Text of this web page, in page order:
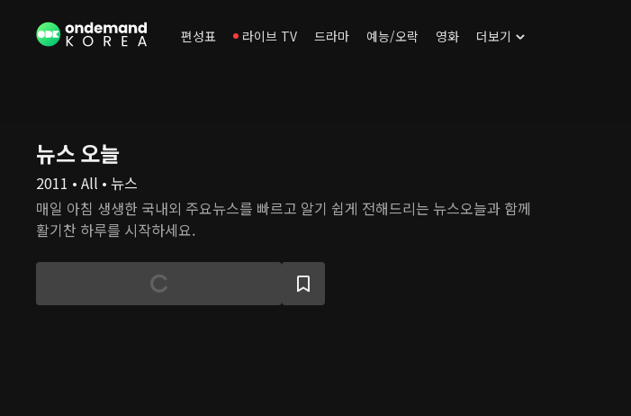
편성표 라이브 TV 드라마 예능/오락 영화 더보기
뉴스 오늘
2011 • All • 뉴스
매일 아침 생생한 국내외 주요뉴스를 빠르고 알기 쉽게 전해드리는 뉴스오늘과 함께
활기찬 하루를 시작하세요.